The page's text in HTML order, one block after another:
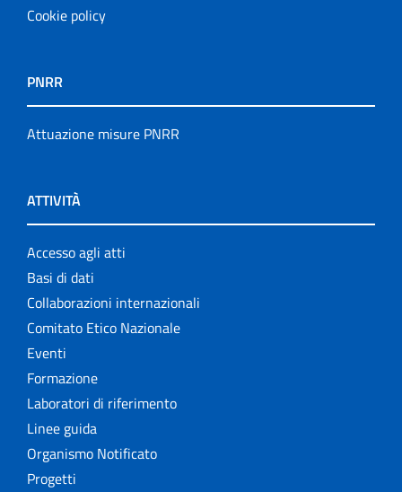
Cookie policy
PNRR
Attuazione misure PNRR
ATTIVITÀ
Accesso agli atti
Basi di dati
Collaborazioni internazionali
Comitato Etico Nazionale
Eventi
Formazione
Laboratori di riferimento
Linee guida
Organismo Notificato
Progetti